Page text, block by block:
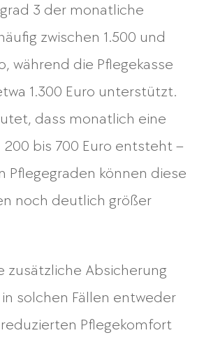
3 der monatliche
zwischen 1.500 und
während die Pflegekasse
1.300 Euro unterstützt.
dass monatlich eine
200 bis 700 Euro entsteht –
Pflegegraden können diese
noch deutlich größer
zusätzliche Absicherung
solchen Fällen entweder
Pflegekomfort